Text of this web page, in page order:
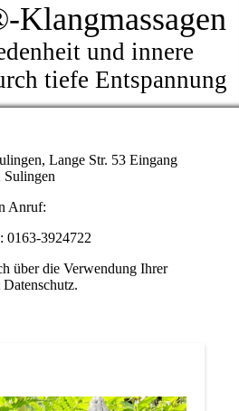
Klangmassagen
und innere
tiefe Entspannung
Lange Str. 53 Eingang
Sulingen
Anruf:
0163-3924722
über die Verwendung Ihrer